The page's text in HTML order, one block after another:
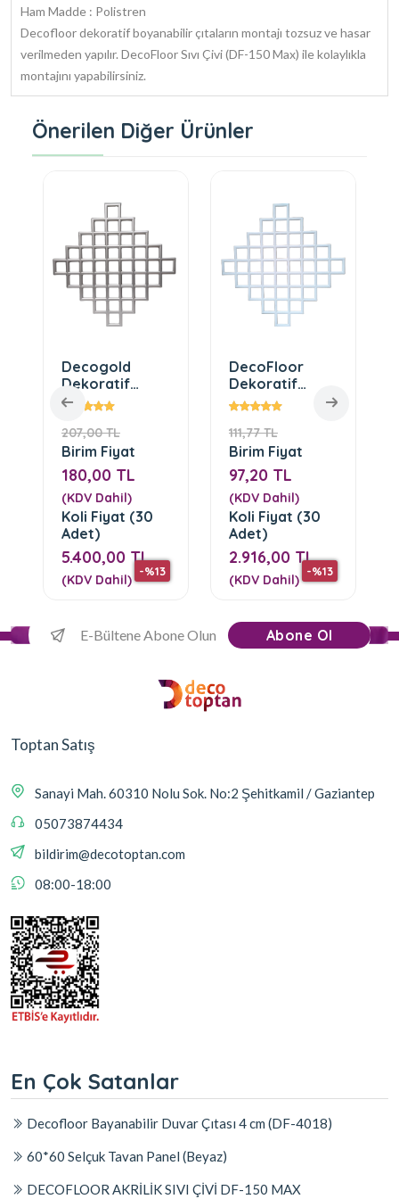
Ham Madde : Polistren
Decofloor dekoratif boyanabilir çıtaların montajı tozsuz ve hasar
verilmeden yapılır. DecoFloor Sıvı Çivi (DF-150 Max) ile kolaylıkla
montajını yapabilirsiniz.
Önerilen Diğer Ürünler
Decogold
Dekoratif
Motif ( DGM-
28-Gümüş )
207,00 TL
-%13
Birim Fiyat
180,00 TL
(KDV Dahil)
Koli Fiyat (30
Adet)
5.400,00 TL
(KDV Dahil)
DecoFloor
Dekoratif
Boyanabilir
Motif ( DGM-
28)
111,77 TL
-%13
Birim Fiyat
97,20 TL
(KDV Dahil)
Koli Fiyat (30
Adet)
2.916,00 TL
(KDV Dahil)
Abone Ol
Toptan Satış
Sanayi Mah. 60310 Nolu Sok. No:2 Şehitkamil / Gaziantep
05073874434
bildirim@decotoptan.com
08:00-18:00
En Çok Satanlar
Decofloor Bayanabilir Duvar Çıtası 4 cm (DF-4018)
60*60 Selçuk Tavan Panel (Beyaz)
DECOFLOOR AKRİLİK SIVI ÇİVİ DF-150 MAX